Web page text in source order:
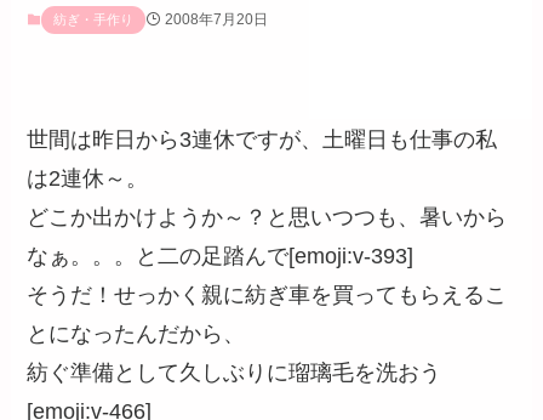
紡ぎ・手作り 2008年7月20日
世間は昨日から3連休ですが、土曜日も仕事の私
は2連休～。
どこか出かけようか～？と思いつつも、暑いから
なぁ。。。と二の足踏んで[emoji:v-393]
そうだ！せっかく親に紡ぎ車を買ってもらえるこ
とになったんだから、
紡ぐ準備として久しぶりに瑠璃毛を洗おう
[emoji:v-466]